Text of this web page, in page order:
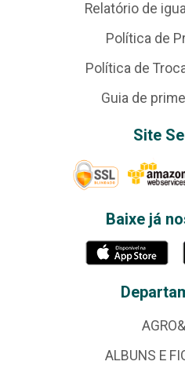
Relatório de
Política de
Política de
Guia de
Site
Baixe já
ALBUNS E